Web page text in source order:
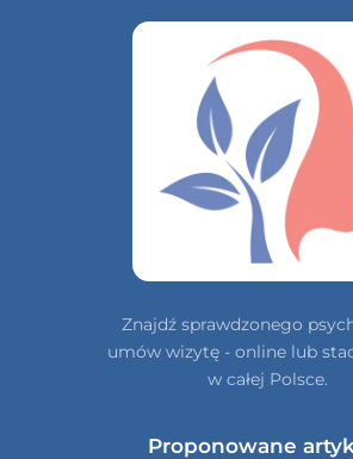
Znajdź sprawdzonego
umów wizytę - online lub
w całej Polsce.
Proponowane